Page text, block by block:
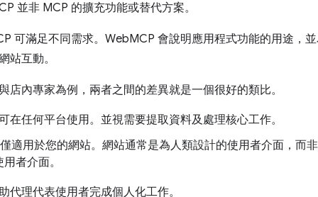
並非 MCP 的擴充功能或替代方案。
可滿足不同需求。WebMCP 會說明應用程式功能的用途，
站互動。
店內專家為例，兩者之間的差異就是一個很好的類比。
在任何平台使用。並視需要提取資料及處理核心工作。
適用於您的網站。網站通常是為人類設計的使用者介面，而
者介面。
代理代表使用者完成個人化工作。